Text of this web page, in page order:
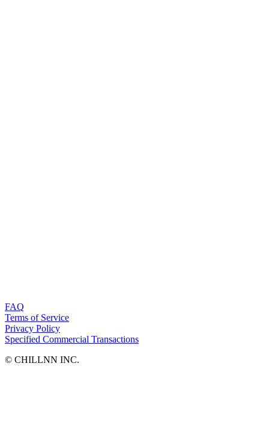
FAQ
Terms of Service
Privacy Policy
Specified Commercial Transactions
©︎ CHILLNN INC.